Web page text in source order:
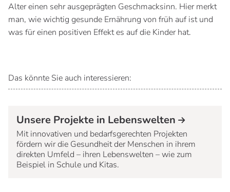
Alter einen sehr ausgeprägten Geschmacksinn. Hier merkt
man, wie wichtig gesunde Ernährung von früh auf ist und
was für einen positiven Effekt es auf die Kinder hat.
Das könnte Sie auch interessieren:
Unsere Projekte in Lebenswelten
Mit innovativen und bedarfsgerechten Projekten
fördern wir die Gesundheit der Menschen in ihrem
direkten Umfeld – ihren Lebenswelten – wie zum
Beispiel in Schule und Kitas.